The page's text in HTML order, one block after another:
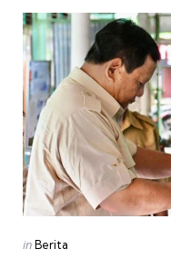
Posted
inBerita